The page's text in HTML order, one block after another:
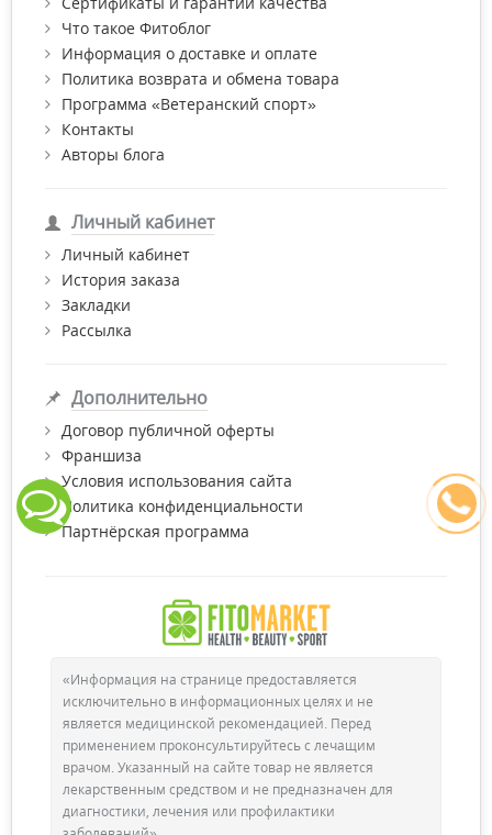
Что такое Фитоблог
Информация о доставке и оплате
Политика возврата и обмена товара
Программа «Ветеранский спорт»
Контакты
Авторы блога
Личный кабинет
Личный кабинет
История заказа
Закладки
Рассылка
Дополнительно
Договор публичной оферты
Франшиза
Условия использования сайта
Политика конфиденциальности
Партнёрская программа
«Информация на странице предоставляется
исключительно в информационных целях и не
является медицинской рекомендацией. Перед
применением проконсультируйтесь с лечащим
врачом. Указанный на сайте товар не является
лекарственным средством и не предназначен для
диагностики, лечения или профилактики